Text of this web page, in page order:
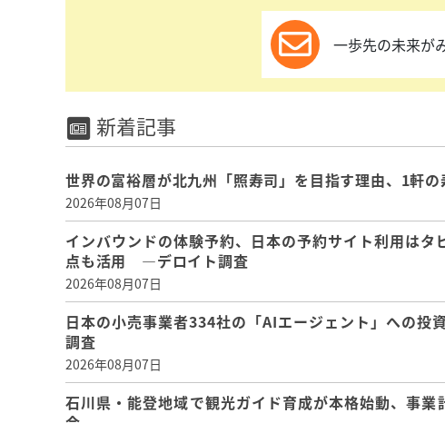
一歩先の未来が
新着記事
世界の富裕層が北九州「照寿司」を目指す理由、1軒
2026年08月07日
インバウンドの体験予約、日本の予約サイト利用は
点も活用 ―デロイト調査
2026年08月07日
日本の小売事業者334社の「AIエージェント」への
調査
2026年08月07日
石川県・能登地域で観光ガイド育成が本格始動、事